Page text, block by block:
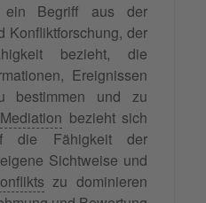
Begriff aus der
Konfliktforschung, der
bezieht, die
Ereignissen
bestimmen und zu
Mediation bezieht sich
die Fähigkeit der
Sichtweise und
zu dominieren